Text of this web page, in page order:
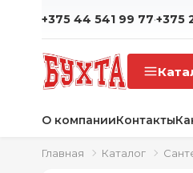
+375 44 541 99 77·+375
О компанииКонтакты
Главная Каталог